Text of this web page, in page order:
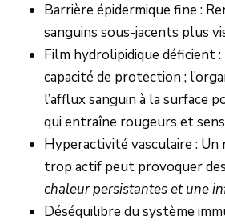
Barrière épidermique fine :
sanguins sous-jacents plus
Film hydrolipidique déficient :
capacité de protection ;
l’afflux sanguin à la surface
qui entraîne rougeurs et
Hyperactivité vasculaire : Un
trop actif peut provoquer des
chaleur persistantes et une
Déséquilibre du système